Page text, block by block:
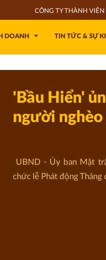
CÔNG TY THÀNH VIÊN
DOANH TIN TỨC & SỰ
'Bầu Hiển'
người
UBND - Ủy ban Mặt
chức lễ Phát động Tháng